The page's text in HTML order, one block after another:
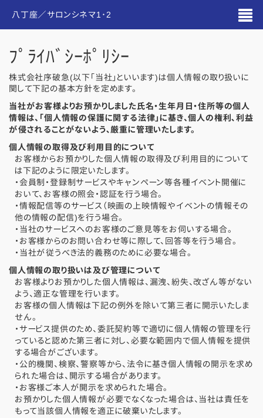
八丁座／サロンシネマ1･2
ﾌﾟﾗｲﾊﾞｼｰﾎﾟﾘｼｰ
株式会社序破急(以下「当社」といいます)は個人情報の取り扱いに
関して下記の基本方針を定めます。
当社がお客様よりお預かりしました氏名・生年月日・住所等の個人
情報は、｢個人情報の保護に関する法律｣に基き、個人の権利､利益
が侵されることがないよう､厳重に管理いたします。
個人情報の取得及び利用目的について
お客様からお預かりした個人情報の取得及び利用目的について
は下記のように限定いたします。
・会員制・登録制サービスやキャンペーン等各種イベント開催に
おいて、お客様の照会・認証を行う場合。
・情報配信等のサービス（映画の上映情報やイベントの情報その
他の情報の配信)を行う場合。
・当社のサービスへのお客様のご意見等をお伺いする場合。
・お客様からのお問い合わせ等に際して、回答等を行う場合。
・当社が従うべき法的義務のために必要な場合。
個人情報の取り扱いは及び管理について
お客様よりお預かりした個人情報は、漏洩、紛失、改ざん等がない
よう、適正な管理を行います。
お客様の個人情報は下記の例外を除いて第三者に開示いたしま
せん。
・サービス提供のため、委託契約等で適切に個人情報の管理を行
っていると認めた第三者に対し、必要な範囲内で個人情報を提供
する場合がございます。
・公的機関、検察、警察等から、法令に基き個人情報の開示を求め
られた場合は、開示する場合があります。
・お客様ご本人が開示を求められた場合。
お預かりした個人情報が必要でなくなった場合は、当社は責任を
もって当該個人情報を適正に破棄いたします。